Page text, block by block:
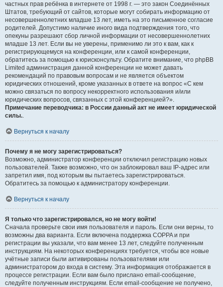
частных прав ребёнка в интернете от 1998 г. — это закон Соединённых
Штатов, требующий от сайтов, которые могут собирать информацию от
несовершеннолетних младше 13 лет, иметь на это письменное согласие
родителей. Допустимо наличие иного вида подтверждения того, что
опекуны разрешают сбор личной информации от несовершеннолетних
младше 13 лет. Если вы не уверены, применимо ли это к вам, как к
регистрирующемуся на конференции, или к самой конференции,
обратитесь за помощью к юрисконсульту. Обратите внимание, что phpBB
Limited администрация данной конференции не может давать
рекомендаций по правовым вопросам и не является объектом
юридических отношений, кроме указанных в ответе на вопрос «С кем
можно связаться по вопросу некорректного использования и/или
юридических вопросов, связанных с этой конференцией?».
Примечание переводчика: в России данный акт не имеет юридической
силы..
Вернуться к началу
Почему я не могу зарегистрироваться?
Возможно, администратор конференции отключил регистрацию новых
пользователей. Также возможно, что он заблокировал ваш IP-адрес или
запретил имя, под которым вы пытаетесь зарегистрироваться.
Обратитесь за помощью к администратору конференции.
Вернуться к началу
Я только что зарегистрировался, но не могу войти!
Сначала проверьте свои имя пользователя и пароль. Если они верны, то
возможны два варианта. Если включена поддержка COPPA и при
регистрации вы указали, что вам менее 13 лет, следуйте полученным
инструкциям. На некоторых конференциях требуется, чтобы все новые
учётные записи были активированы пользователями или
администратором до входа в систему. Эта информация отображается в
процессе регистрации. Если вам было прислано email-сообщение,
следуйте полученным инструкциям. Если email-сообщение не получено,